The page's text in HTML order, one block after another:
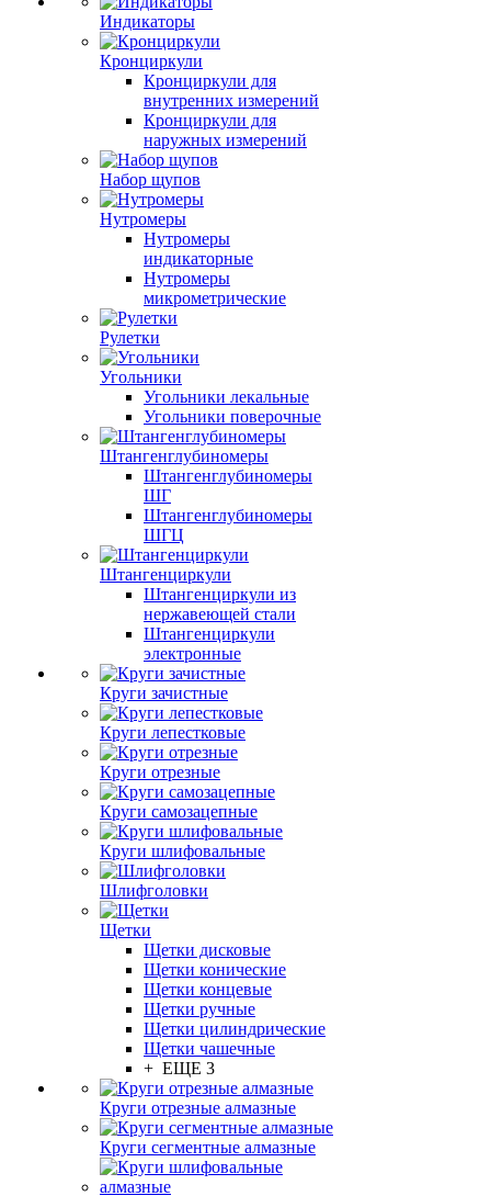
Индикаторы
Кронциркули
Кронциркули для
внутренних измерений
Кронциркули для
наружных измерений
Набор щупов
Нутромеры
Нутромеры
индикаторные
Нутромеры
микрометрические
Рулетки
Угольники
Угольники лекальные
Угольники поверочные
Штангенглубиномеры
Штангенглубиномеры
ШГ
Штангенглубиномеры
ШГЦ
Штангенциркули
Штангенциркули из
нержавеющей стали
Штангенциркули
электронные
Круги зачистные
Круги лепестковые
Круги отрезные
Круги самозацепные
Круги шлифовальные
Шлифголовки
Щетки
Щетки дисковые
Щетки конические
Щетки концевые
Щетки ручные
Щетки цилиндрические
Щетки чашечные
+ ЕЩЕ 3
Круги отрезные алмазные
Круги сегментные алмазные